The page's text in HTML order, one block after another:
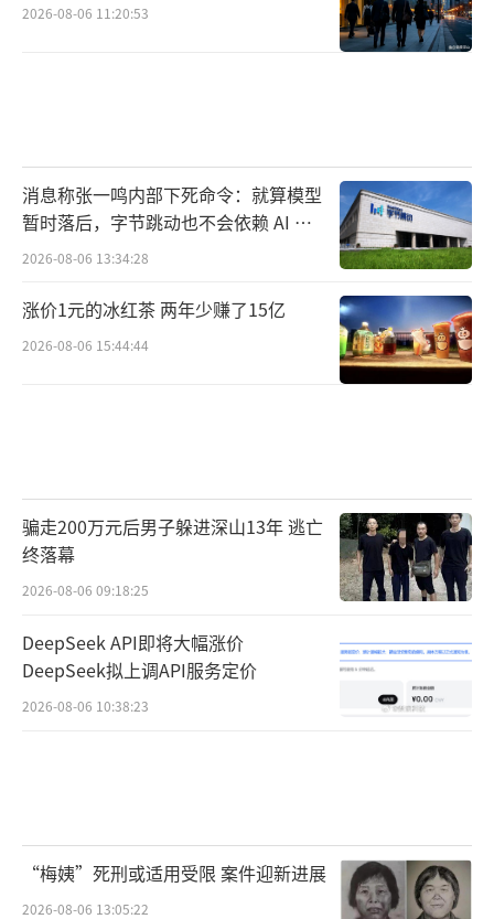
2026-08-06 11:20:53
消息称张一鸣内部下死命令：就算模型
暂时落后，字节跳动也不会依赖 AI 蒸
馏技术
2026-08-06 13:34:28
涨价1元的冰红茶 两年少赚了15亿
2026-08-06 15:44:44
骗走200万元后男子躲进深山13年 逃亡
终落幕
2026-08-06 09:18:25
DeepSeek API即将大幅涨价
DeepSeek拟上调API服务定价
2026-08-06 10:38:23
“梅姨”死刑或适用受限 案件迎新进展
2026-08-06 13:05:22